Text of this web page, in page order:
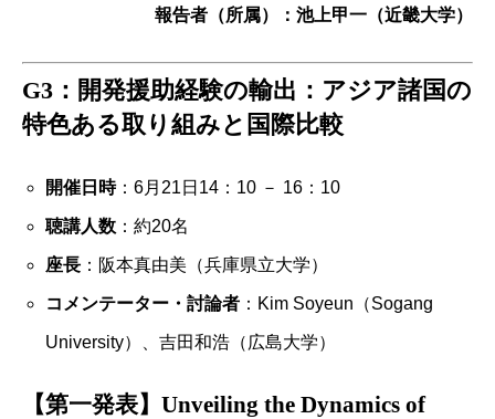
報告者（所属）：池上甲一（近畿大学）
G3：開発援助経験の輸出：アジア諸国の
特色ある取り組みと国際比較
開催日時：6月21日14：10 － 16：10
聴講人数：約20名
座長： 阪本真由美（兵庫県立大学）
コメンテーター・討論者：Kim Soyeun（Sogang
University）、吉田和浩（広島大学）
【第一発表】Unveiling the Dynamics of